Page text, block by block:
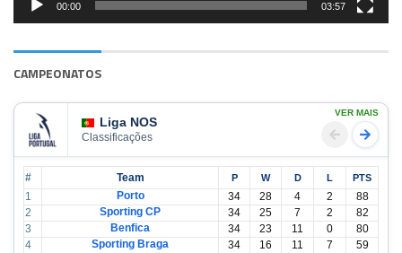
00:00 03:57
CAMPEONATOS
Liga NOS
Classificações
VER MAIS
# Team P W D L PTS
1 Porto 34 28 4 2
88
2
Sporting CP 34 25 7 2
82
3
Benfica 34 23 11 0
80
4
Sporting Braga 34 16 11 7
59